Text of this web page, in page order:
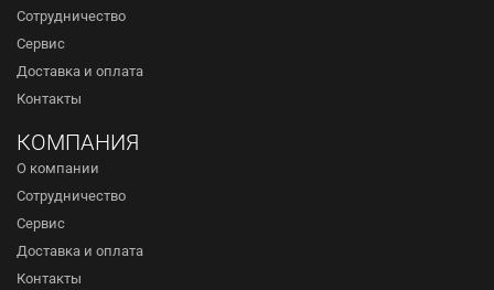
Сотрудничество
Сервис
Доставка и оплата
Контакты
КОМПАНИЯ
О компании
Сотрудничество
Сервис
Доставка и оплата
Контакты